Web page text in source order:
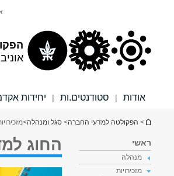
אודות | סטודנטים.ות | יחידות
הינך נמצא כאן
> הפקולטה למדעי החברה> סגל ומנהלה>
ראשי
מנהלה
מזכירויות
החוג